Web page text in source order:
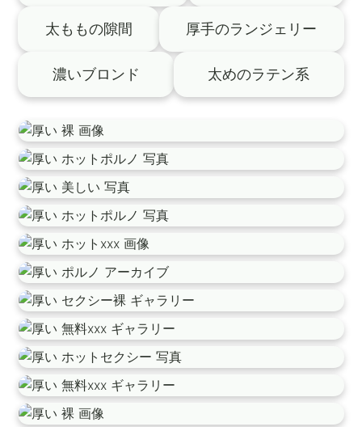
太ももの隙間 厚手のランジェリー
濃いブロンド 太めのラテン系